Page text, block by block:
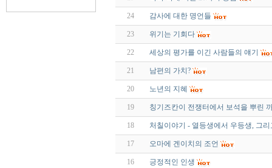
24 감사에 대한 명언들
23 위기는 기회다
22 세상의 평가를 이긴 사람들의 얘기
21 남편의 가치?
20 노년의 지혜
19 칭기즈칸이 전쟁터에서 보석을 뿌린
18 처칠이야기 - 열등생에서 우등생, 그
17 오마에 겐이치의 조언
16 긍정적인 인생